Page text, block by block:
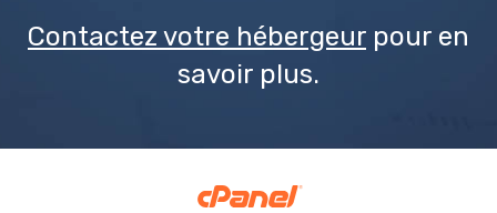
Contactez votre hébergeur pour en
savoir plus.